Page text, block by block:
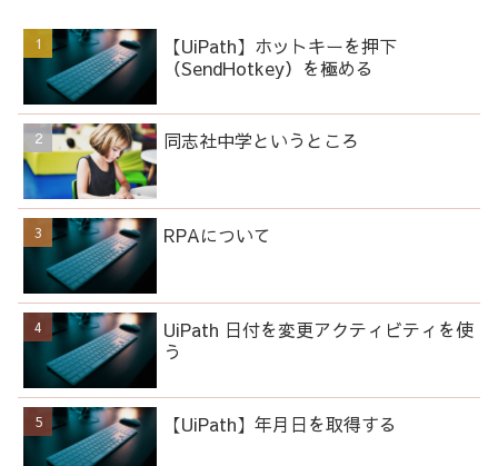
【UiPath】ホットキーを押下
（SendHotkey）を極める
同志社中学というところ
RPAについて
UiPath 日付を変更アクティビティを使
う
【UiPath】年月日を取得する